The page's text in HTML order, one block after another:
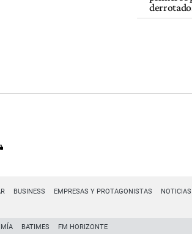
BUSINESS EMPRESAS Y PROTAGONISTAS NOTICIAS
MÍA BATIMES FM HORIZONTE